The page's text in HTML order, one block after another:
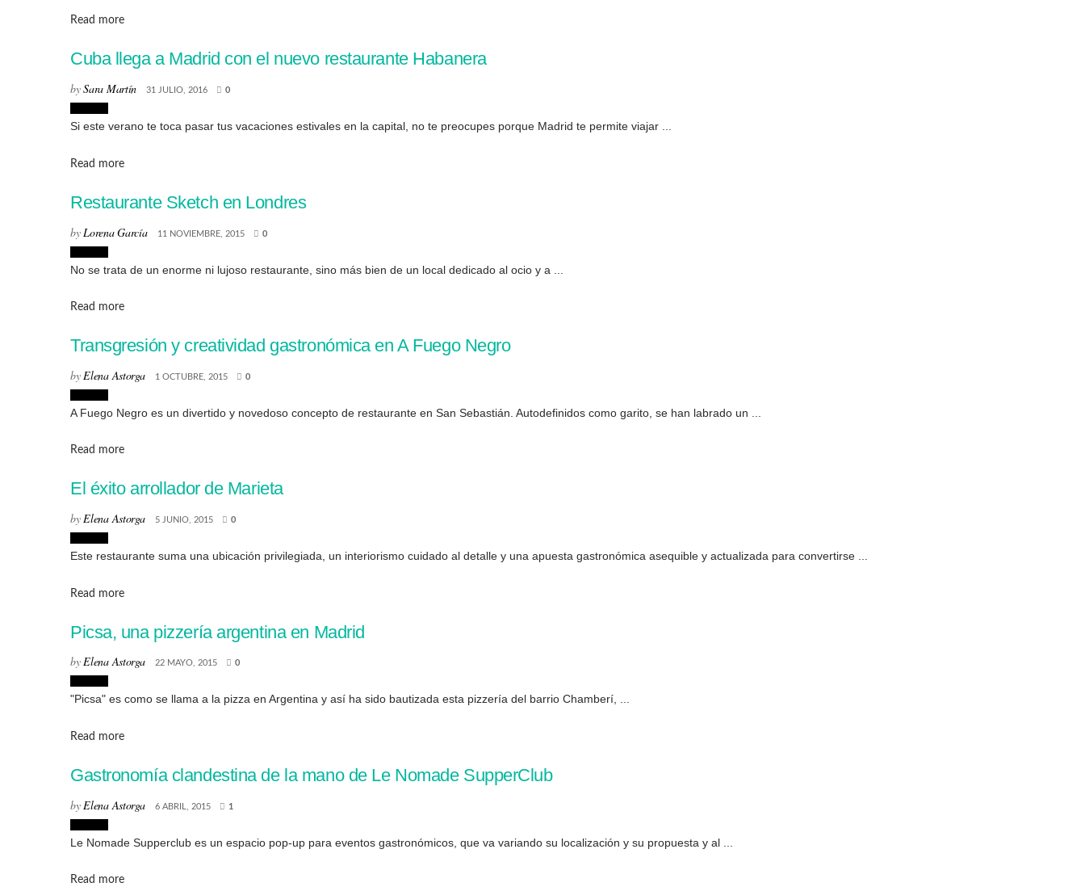
Read moreDetails
Cuba llega a Madrid con el nuevo restaurante Habanera
bySara Martín 31 JULIO, 2016 0
Si este verano te toca pasar tus vacaciones estivales en la capital, no te preocupes porque Madrid te permite viajar ...
Read moreDetails
Restaurante Sketch en Londres
by Lorena García 11 NOVIEMBRE, 2015 0
No se trata de un enorme ni lujoso restaurante, sino más bien de un local dedicado al ocio y a ...
Read moreDetails
Transgresión y creatividad gastronómica en A Fuego Negro
byElena Astorga 1 OCTUBRE, 2015 0
A Fuego Negro es un divertido y novedoso concepto de restaurante en San Sebastián. Autodefinidos como garito, se han labrado un ...
Read moreDetails
El éxito arrollador de Marieta
byElena Astorga 5 JUNIO, 2015 0
Este restaurante suma una ubicación privilegiada, un interiorismo cuidado al detalle y una apuesta gastronómica asequible y actualizada para convertirse ...
Read moreDetails
Picsa, una pizzería argentina en Madrid
byElena Astorga 22 MAYO, 2015 0
"Picsa" es como se llama a la pizza en Argentina y así ha sido bautizada esta pizzería del barrio Chamberí, ...
Read moreDetails
Gastronomía clandestina de la mano de Le Nomade SupperClub
by Elena Astorga 6 ABRIL, 2015 1
Le Nomade Supperclub es un espacio pop-up para eventos gastronómicos, que va variando su localización y su propuesta y al ...
Read moreDetails